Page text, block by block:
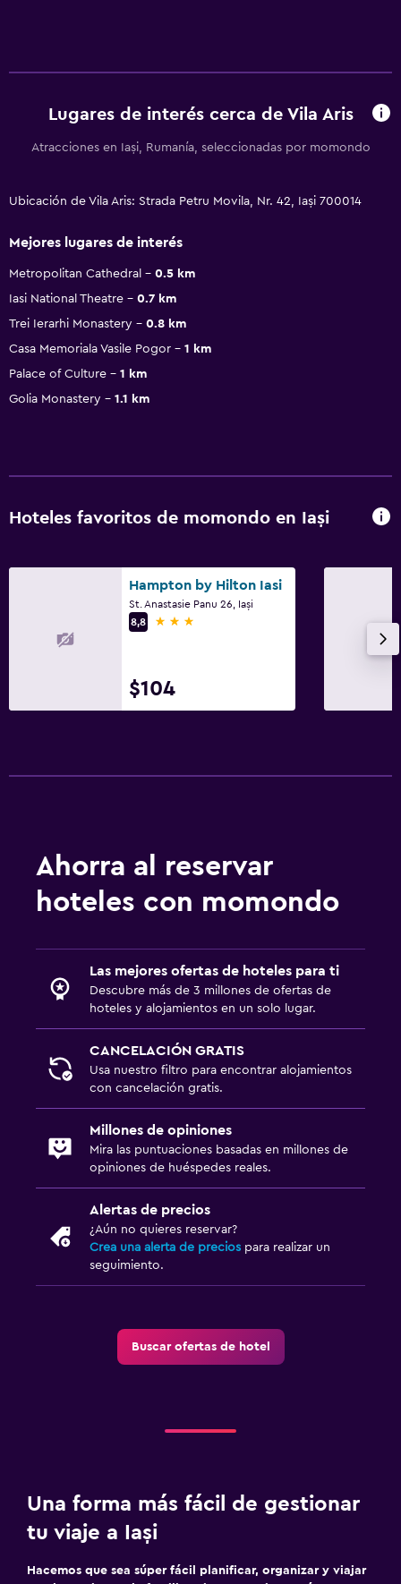
Lugares de interés cerca de Vila Aris
Atracciones en Iași, Rumanía, seleccionadas por momondo
Ubicación de Vila Aris: Strada Petru Movila, Nr. 42, Iași 700014
Mejores lugares de interés
Metropolitan Cathedral
0.5 km
Iasi National Theatre
0.7 km
Trei Ierarhi Monastery
0.8 km
Casa Memoriala Vasile Pogor
1 km
Palace of Culture
1 km
Golia Monastery
1.1 km
Hoteles favoritos de momondo en Iași
Hampton by Hilton Iasi
St. Anastasie Panu 26, Iași
8,8
3 estrellas
$104
Ahorra al reservar
hoteles con momondo
Las mejores ofertas de hoteles para ti
Descubre más de 3 millones de ofertas de
hoteles y alojamientos en un solo lugar.
CANCELACIÓN GRATIS
Usa nuestro filtro para encontrar alojamientos
con cancelación gratis.
Millones de opiniones
Mira las puntuaciones basadas en millones de
opiniones de huéspedes reales.
Alertas de precios
¿Aún no quieres reservar?
Crea una alerta de precios para realizar un
seguimiento.
Buscar ofertas de hotel
Una forma más fácil de gestionar
tu viaje a Iași
Hacemos que sea súper fácil planificar, organizar y viajar